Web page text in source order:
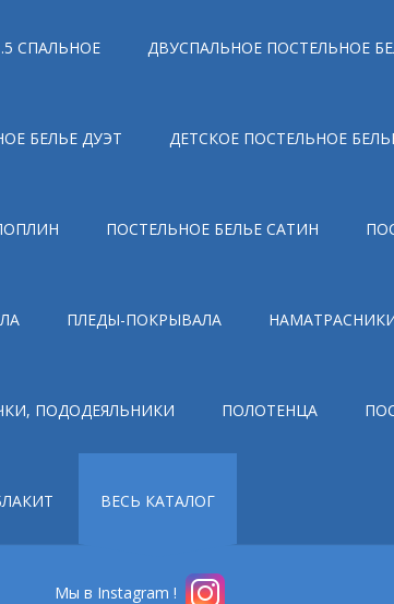
СПАЛЬНОЕ ДВУСПАЛЬНОЕ ПОСТЕЛЬНОЕ
БЕЛЬЕ ДУЭТ ДЕТСКОЕ ПОСТЕЛЬНОЕ
ПОСТЕЛЬНОЕ БЕЛЬЕ САТИН
ПЛЕДЫ-ПОКРЫВАЛА
ПОДОДЕЯЛЬНИКИ ПОЛОТЕНЦА
ВЕСЬ КАТАЛОГ
Мы в Instagram !